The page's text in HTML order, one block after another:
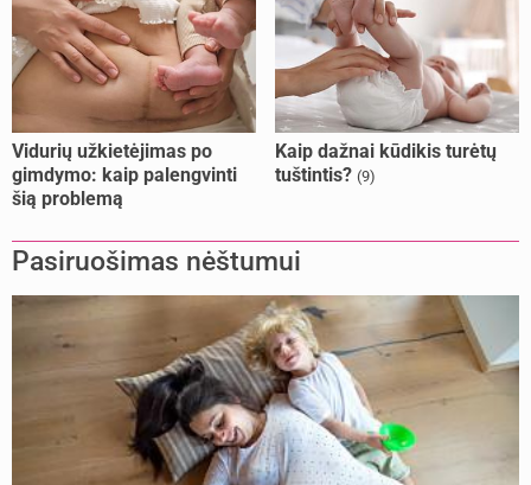
Vidurių užkietėjimas po
gimdymo: kaip palengvinti
šią problemą
Kaip dažnai kūdikis turėtų
tuštintis? (9)
Pasiruošimas nėštumui